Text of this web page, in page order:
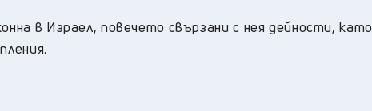
в Израел, повечето свързани с нея дейности, като